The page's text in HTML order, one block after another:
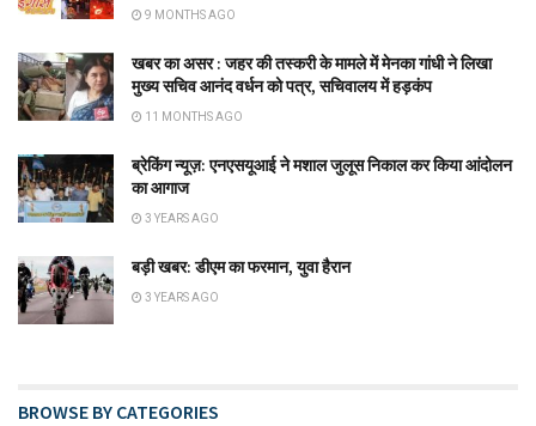
9 MONTHS AGO
खबर का असर : जहर की तस्करी के मामले में मेनका गांधी ने लिखा
मुख्य सचिव आनंद वर्धन को पत्र, सचिवालय में हड़कंप
11 MONTHS AGO
ब्रेकिंग न्यूज़: एनएसयूआई ने मशाल जुलूस निकाल कर किया आंदोलन
का आगाज
3 YEARS AGO
बड़ी खबर: डीएम का फरमान, युवा हैरान
3 YEARS AGO
BROWSE BY CATEGORIES